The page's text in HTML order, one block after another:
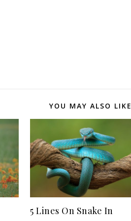
YOU MAY ALSO LIKE
5 Lines On Snake In